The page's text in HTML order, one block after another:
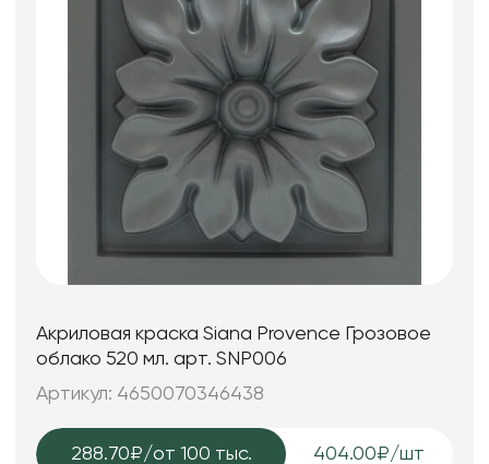
Акриловая краска Siana Provence Грозовое
облако 520 мл. арт. SNP006
Артикул: 4650070346438
288.70₽/от 100 тыс. 404.00₽/шт